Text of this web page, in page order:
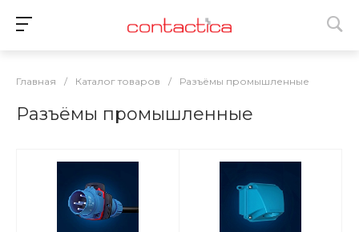
Главная / Каталог товаров / Разъёмы промышленные
Разъёмы промышленные